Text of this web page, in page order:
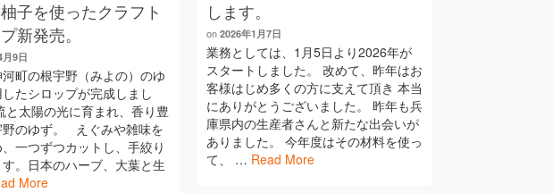
子を使ったクラフト
新発売。
月9日
町の根宇野（みよの）のゆ
たシロップが完成しまし
と太陽の光に育まれ、香り豊
野のゆず。 えぐみや雑味を
一つずつカットし、手絞り
。日本のハーブ、大葉と生
More
します。
on 2026年1月7日
業務としては、1月5日より2026年が
スタートしました。 改めて、昨年はお
客様はじめ多くの方に支えて頂き 本当
にありがとうございました。 昨年も兵
庫県内の生産者さんと新たな出会いが
ありました。 今年度はその材料を使っ
て、 … Read More